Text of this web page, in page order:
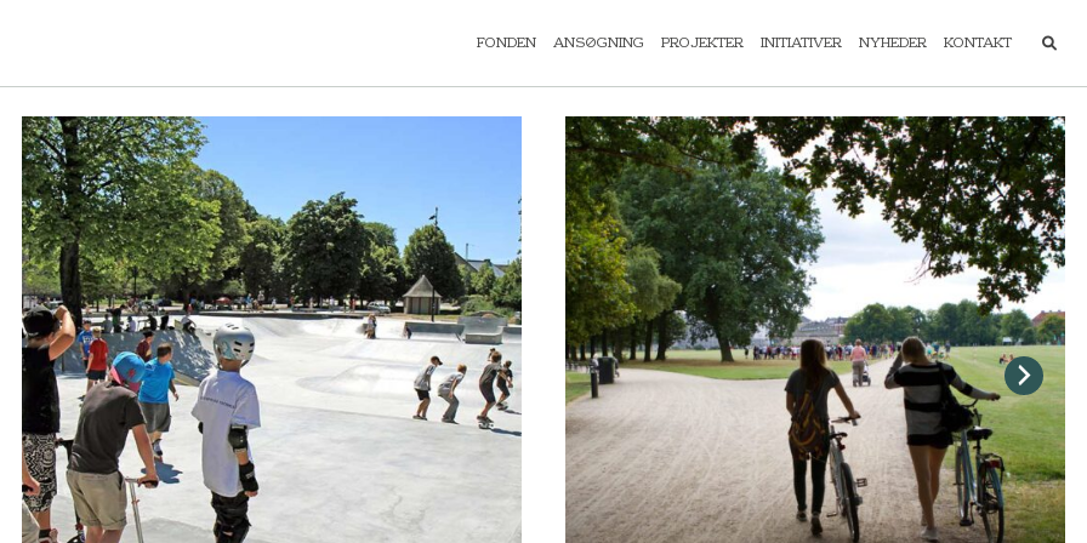
FONDEN ANSØGNING PROJEKTER INITIATIVER NYHEDER KONTAKT